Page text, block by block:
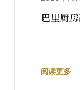
巴里厨
阅读更多